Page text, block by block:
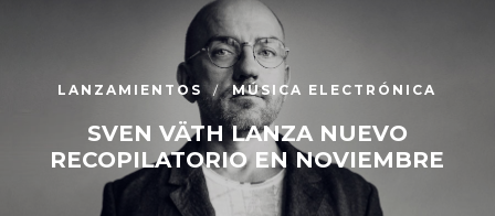
LANZAMIENTOS MÚSICA ELECTRÓNICA
SVEN VÄTH LANZA NUEVO
RECOPILATORIO EN NOVIEMBRE